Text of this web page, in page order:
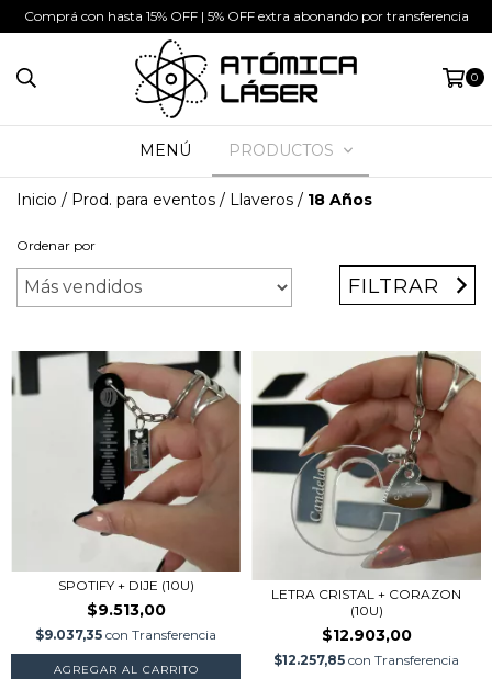
Comprá con hasta 15% OFF | 5% OFF extra abonando por transferencia
0
MENÚ PRODUCTOS
Inicio / Prod. para eventos / Llaveros / 18 Años
Ordenar por
FILTRAR
SPOTIFY + DIJE (10U)
$9.513,00
$9.037,35 con Transferencia
AGREGAR AL CARRITO
LETRA CRISTAL + CORAZON
(10U)
$12.903,00
$12.257,85 con Transferencia